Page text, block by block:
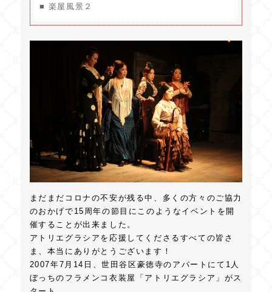
■ 楽屋風景２
まだまだコロナの不安が残る中、多くの方々のご協力
のおかげで15周年の節目にこのようなイベントを開
催することが出来ました。
アトリエグラシアを応援してくださるすべての皆さ
ま、本当にありがとうございます！
2007年7月14日、世田谷区豪徳寺のアパートにて1人
ぼっちのフラメンコ衣装屋「アトリエグラシア」がス